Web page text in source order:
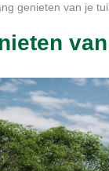
genieten van je